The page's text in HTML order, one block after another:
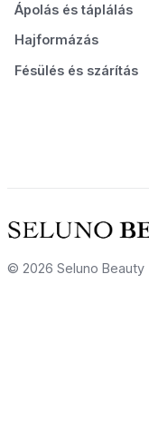
Ápolás és táplálás
Hajformázás
Fésülés és szárítás
© 2026 Seluno Beauty